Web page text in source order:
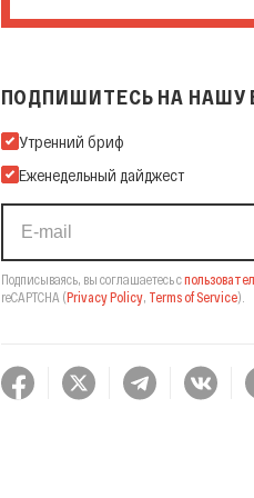
ПОДПИШИТЕСЬ НА НАШУ
Подпишитесь на нашу Email-
Утренний бриф
Еженедельный дайджест
Подписываясь, вы соглашаетесь с
reCAPTCHA (Privacy Policy, Terms of Service).